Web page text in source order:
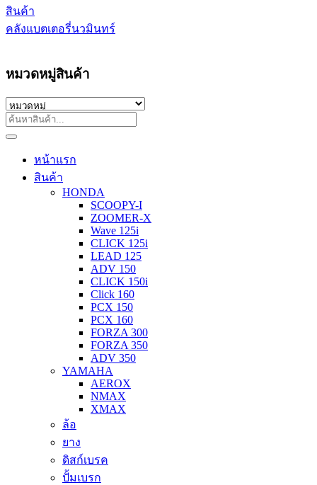
สินค้า
คลังแบตเตอรี่นวมินทร์
หมวดหมู่สินค้า
หน้าแรก
สินค้า
HONDA
SCOOPY-I
ZOOMER-X
Wave 125i
CLICK 125i
LEAD 125
ADV 150
CLICK 150i
Click 160
PCX 150
PCX 160
FORZA 300
FORZA 350
ADV 350
YAMAHA
AEROX
NMAX
XMAX
ล้อ
ยาง
ดิสก์เบรค
ปั้มเบรก